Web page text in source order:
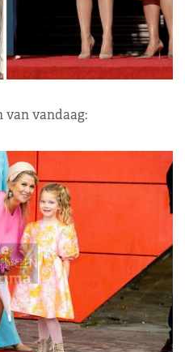
van vandaag: